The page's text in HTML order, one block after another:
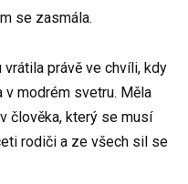
se zasmála.
právě ve chvíli, kdy
v modrém svetru. Měla
člověka, který se musí
rodiči a ze všech sil se